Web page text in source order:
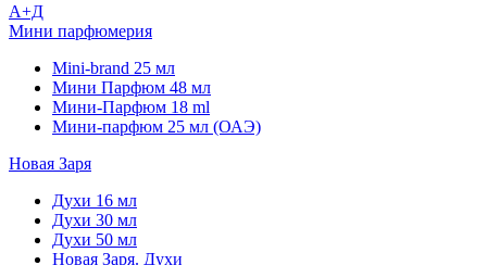
А+Д
Мини парфюмерия
Mini-brand 25 мл
Мини Парфюм 48 мл
Мини-Парфюм 18 ml
Мини-парфюм 25 мл (ОАЭ)
Новая Заря
Духи 16 мл
Духи 30 мл
Духи 50 мл
Новая Заря. Духи